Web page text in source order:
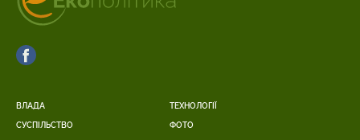
ВЛАДА
СУСПІЛЬСТВО
ТЕХНОЛОГІЇ
ФОТО